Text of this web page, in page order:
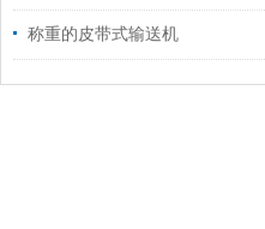
称重的皮带式输送机